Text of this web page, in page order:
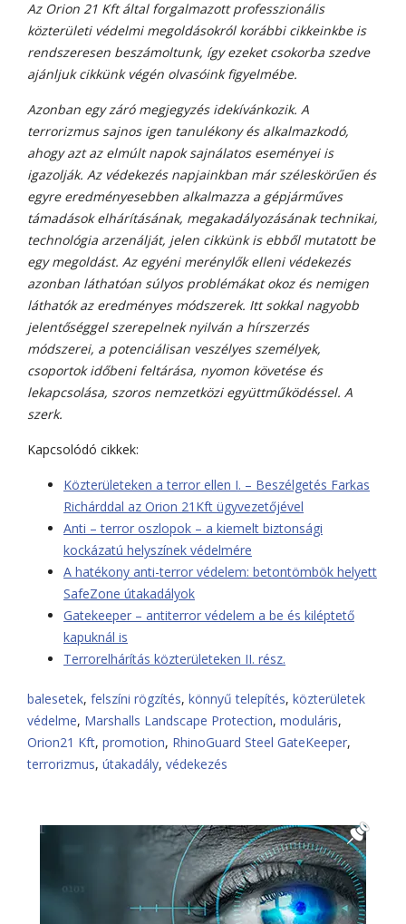
Az Orion 21 Kft által forgalmazott professzionális
közterületi védelmi megoldásokról korábbi cikkeinkbe is
rendszeresen beszámoltunk, így ezeket csokorba szedve
ajánljuk cikkünk végén olvasóink figyelmébe.
Azonban egy záró megjegyzés idekívánkozik. A
terrorizmus sajnos igen tanulékony és alkalmazkodó,
ahogy azt az elmúlt napok sajnálatos eseményei is
igazolják. Az védekezés napjainkban már széleskörűen és
egyre eredményesebben alkalmazza a gépjárműves
támadások elhárításának, megakadályozásának technikai,
technológia arzenálját, jelen cikkünk is ebből mutatott be
egy megoldást. Az egyéni merénylők elleni védekezés
azonban láthatóan súlyos problémákat okoz és nemigen
láthatók az eredményes módszerek. Itt sokkal nagyobb
jelentőséggel szerepelnek nyilván a hírszerzés
módszerei, a potenciálisan veszélyes személyek,
csoportok időbeni feltárása, nyomon követése és
lekapcsolása, szoros nemzetközi együttműködéssel. A
szerk.
Kapcsolódó cikkek:
Közterületeken a terror ellen I. – Beszélgetés Farkas
Richárddal az Orion 21Kft ügyvezetőjével
Anti – terror oszlopok – a kiemelt biztonsági
kockázatú helyszínek védelmére
A hatékony anti-terror védelem: betontömbök helyett
SafeZone útakadályok
Gatekeeper – antiterror védelem a be és kiléptető
kapuknál is
Terrorelhárítás közterületeken II. rész.
balesetek, felszíni rögzítés, könnyű telepítés, közterületek
védelme, Marshalls Landscape Protection, moduláris,
Orion21 Kft, promotion, RhinoGuard Steel GateKeeper,
terrorizmus, útakadály, védekezés